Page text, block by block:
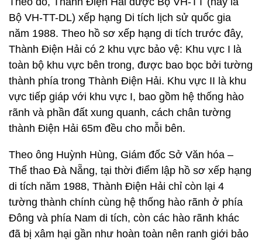
Bộ VH-TT-DL) xếp hạng Di tích lịch sử quốc gia
năm 1988. Theo hồ sơ xếp hạng di tích trước đây,
Thành Điện Hải có 2 khu vực bảo vệ: Khu vực I là
toàn bộ khu vực bên trong, được bao bọc bởi tường
thành phía trong Thành Điện Hải. Khu vực II là khu
vực tiếp giáp với khu vực I, bao gồm hệ thống hào
rãnh và phần đất xung quanh, cách chân tường
thành Điện Hải 65m đều cho mỗi bên.
Theo ông Huỳnh Hùng, Giám đốc Sở Văn hóa –
Thể thao Đà Nẵng, tại thời điểm lập hồ sơ xếp hạng
di tích năm 1988, Thành Điện Hải chỉ còn lại 4
tường thành chính cùng hệ thống hào rãnh ở phía
Đông và phía Nam di tích, còn các hào rãnh khác
đã bị xâm hại gần như hoàn toàn nên ranh giới bảo